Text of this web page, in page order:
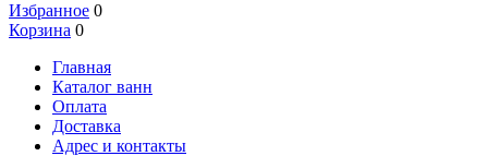
Избранное 0
Корзина 0
Главная
Каталог ванн
Оплата
Доставка
Адрес и контакты